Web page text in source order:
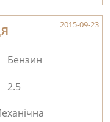
2015-09-23
Бензин
2.5